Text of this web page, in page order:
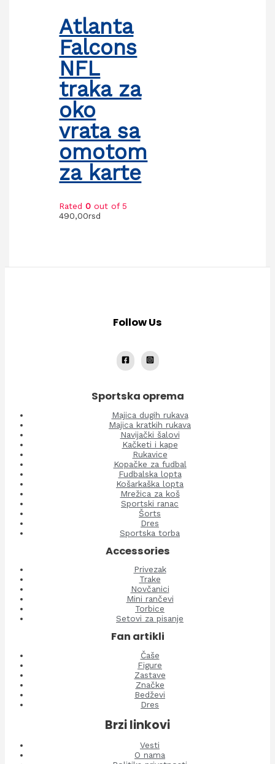
Atlanta
Falcons
NFL
traka za
oko
vrata sa
omotom
za karte
Rated0 out of 5
490,00rsd
Follow Us
Sportska oprema
Majica dugih rukava
Majica kratkih rukava
Navijački šalovi
Kačketi i kape
Rukavice
Kopačke za fudbal
Fudbalska lopta
Košarkaška lopta
Mrežica za koš
Sportski ranac
Šorts
Dres
Sportska torba
Accessories
Privezak
Trake
Novčanici
Mini rančevi
Torbice
Setovi za pisanje
Fan artikli
Čaše
Figure
Zastave
Značke
Bedževi
Dres
Brzi linkovi
Vesti
O nama